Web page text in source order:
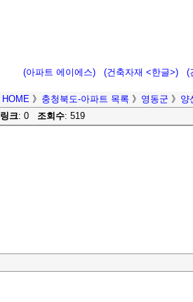
(아파트 에이에스) (건축자재 <한글>) (
HOME 》 충청북도-아파트 목록 》 영동군 》 양
링크: 0 조회수: 519